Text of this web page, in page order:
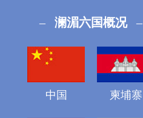
– 澜湄六国概况 –
中国 柬埔寨